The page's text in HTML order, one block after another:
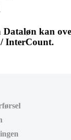
kan
InterCount.